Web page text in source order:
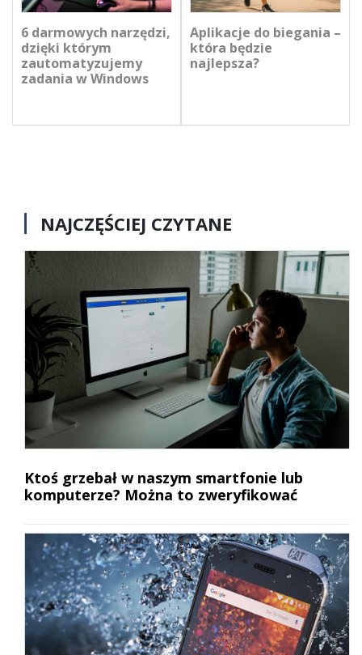
6 darmowych narzędzi,
dzięki którym
zautomatyzujemy
zadania w Windows
Aplikacje do biegania –
która będzie
najlepsza?
NAJCZĘŚCIEJ CZYTANE
Ktoś grzebał w naszym smartfonie lub
komputerze? Można to zweryfikować